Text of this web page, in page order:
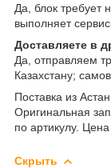
Да, блок требует
выполняет
Доставляете в
Да, отправляем
Казахстану;
Поставка из
Оригинальная
по артикулу.
Скрыть